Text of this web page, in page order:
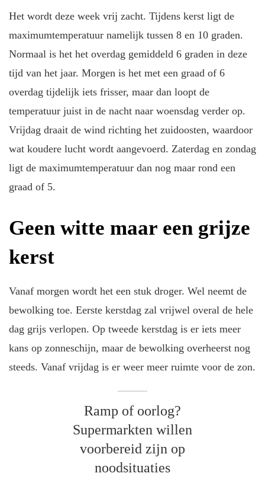
Het wordt deze week vrij zacht. Tijdens kerst ligt de
maximumtemperatuur namelijk tussen 8 en 10 graden.
Normaal is het het overdag gemiddeld 6 graden in deze
tijd van het jaar. Morgen is het met een graad of 6
overdag tijdelijk iets frisser, maar dan loopt de
temperatuur juist in de nacht naar woensdag verder op.
Vrijdag draait de wind richting het zuidoosten, waardoor
wat koudere lucht wordt aangevoerd. Zaterdag en zondag
ligt de maximumtemperatuur dan nog maar rond een
graad of 5.
Geen witte maar een grijze
kerst
Vanaf morgen wordt het een stuk droger. Wel neemt de
bewolking toe. Eerste kerstdag zal vrijwel overal de hele
dag grijs verlopen. Op tweede kerstdag is er iets meer
kans op zonneschijn, maar de bewolking overheerst nog
steeds. Vanaf vrijdag is er weer meer ruimte voor de zon.
Ramp of oorlog?
Supermarkten willen
voorbereid zijn op
noodsituaties